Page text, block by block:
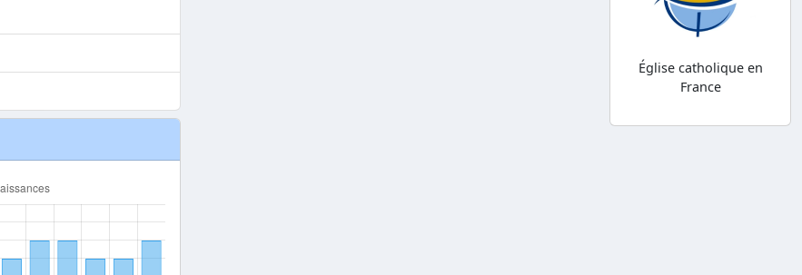
Église catholique en
France